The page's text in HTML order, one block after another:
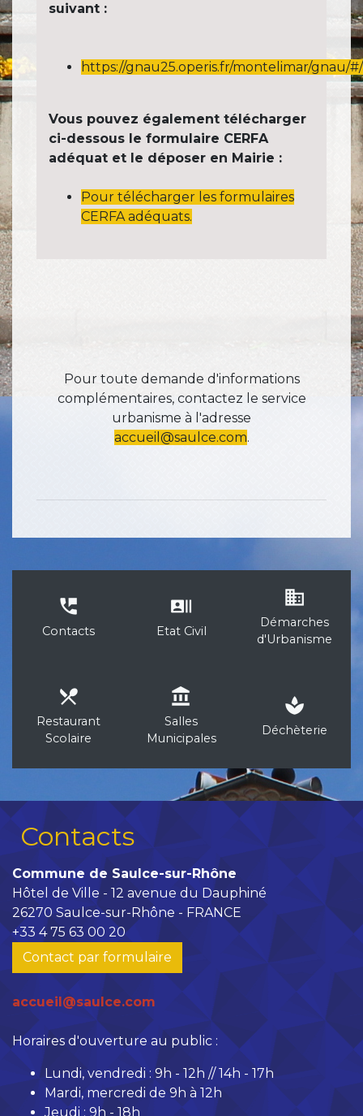
suivant :
https://gnau25.operis.fr/montelimar/gnau/#/
Vous pouvez également télécharger
ci-dessous le formulaire CERFA
adéquat et le déposer en Mairie :
Pour télécharger les formulaires
CERFA adéquats.
Pour toute demande d'informations
complémentaires, contactez le service
urbanisme à l'adresse
accueil@saulce.com.
perm_phone_msg
Contacts
recent_actors
Etat Civil
business
Démarches
d'Urbanisme
local_dining
Restaurant
Scolaire
account_balance
Salles
Municipales
spa
Déchèterie
Contacts
Commune de Saulce-sur-Rhône
Hôtel de Ville - 12 avenue du Dauphiné
26270 Saulce-sur-Rhône - FRANCE
+33 4 75 63 00 20
Contact par formulaire
accueil@saulce.com
Horaires d'ouverture au public :
Lundi, vendredi : 9h - 12h // 14h - 17h
Mardi, mercredi de 9h à 12h
Jeudi : 9h - 18h